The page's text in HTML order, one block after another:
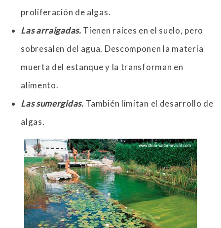
proliferación de algas.
Las arraigadas. Tienen raíces en el suelo, pero
sobresalen del agua. Descomponen la materia
muerta del estanque y la transforman en
alimento.
Las sumergidas. También limitan el desarrollo de
algas.